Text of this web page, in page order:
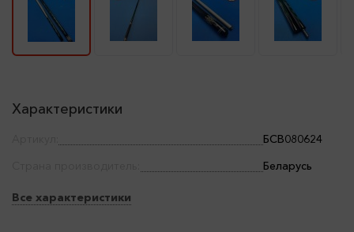
Характеристики
БСВ080624
Беларусь
Все характеристики